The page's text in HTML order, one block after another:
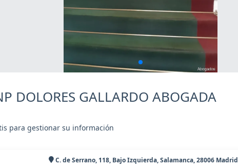
GALLARDO ABOGADA
para gestionar su información
C. de Serrano, 118, Bajo Izquierda, Salamanca, 28006 Madrid